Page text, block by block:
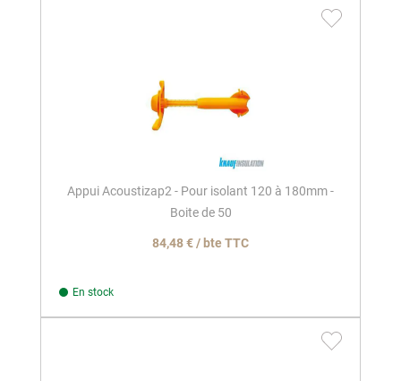
Appui Acoustizap2 - Pour isolant 120 à 180mm -
Boite de 50
84,48 € / bte TTC
En stock